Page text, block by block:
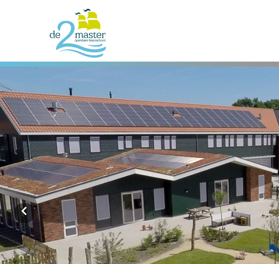
Ons onderwijs
Praktische informatie
Kennismaking
Contact